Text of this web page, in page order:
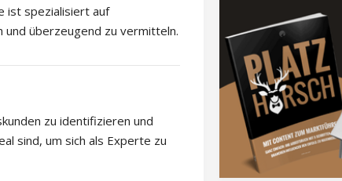
ist spezialisiert auf
überzeugend zu vermitteln.
zu identifizieren und
sind, um sich als Experte zu